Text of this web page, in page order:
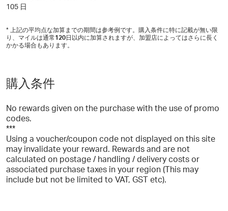
105 日
* 上記の平均点な加算までの期間は参考例です。購入条件に特に記載が無い限
り、マイルは通常120日以内に加算されますが、加盟店によってはさらに長く
かかる場合もあります。
購入条件
No rewards given on the purchase with the use of promo
codes.
***
Using a voucher/coupon code not displayed on this site
may invalidate your reward. Rewards and are not
calculated on postage / handling / delivery costs or
associated purchase taxes in your region (This may
include but not be limited to VAT, GST etc).